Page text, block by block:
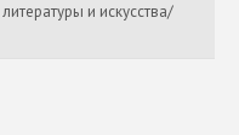
и искусства/